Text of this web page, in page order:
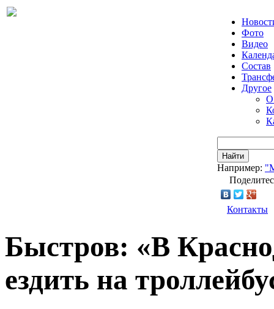
Фото
Видео
Состав
Другое
О
Найти
Например:
Контакты
Быстров: «В
ездить на